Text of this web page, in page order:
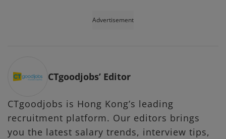
Advertisement
CTgoodjobs’ Editor
CTgoodjobs is Hong Kong’s leading
recruitment platform. Our editors brings
you the latest salary trends, interview tips,